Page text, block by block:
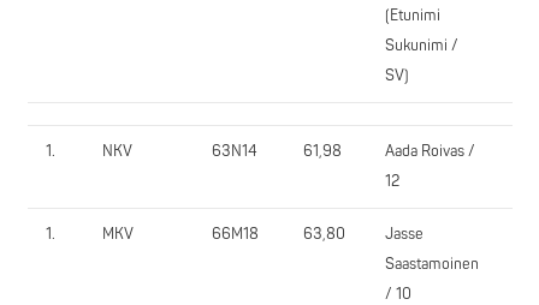
(Etunimi
Sukunimi /
SV)
1. NKV 63N14 61,98
Aada Roivas /
12
1. MKV 66M18 63,80
Jasse
Saastamoinen
/ 10